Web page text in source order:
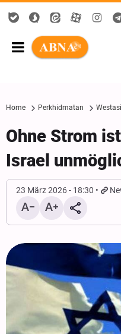
Home Perkhidmatan
Ohne Strom
Israel
23 März 2026 - 18:30